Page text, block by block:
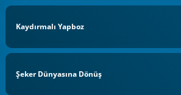
Kaydırmalı Yapboz
Şeker Dünyasına Dönüş